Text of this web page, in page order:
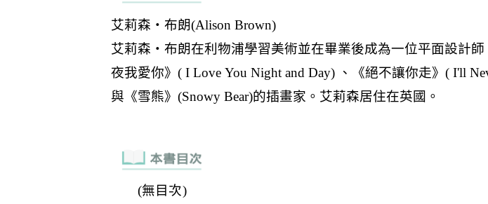
(無目次)